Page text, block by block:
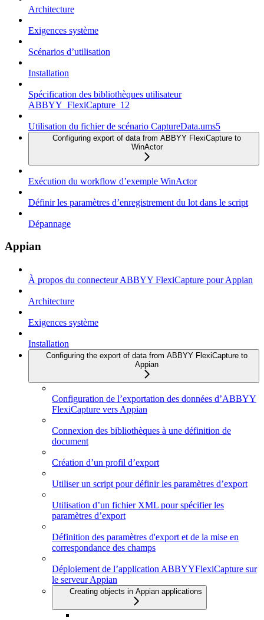
Architecture
Exigences système
Scénarios d’utilisation
Installation
Spécification des bibliothèques utilisateur
ABBYY_FlexiCapture_12
Utilisation du fichier de scénario CaptureData.ums5
Configuring export of data from ABBYY FlexiCapture to
WinActor
Exécution du workflow d’exemple WinActor
Définir les paramètres d’enregistrement du lot dans le script
Dépannage
Appian
À propos du connecteur ABBYY FlexiCapture pour Appian
Architecture
Exigences système
Installation
Configuring the export of data from ABBYY FlexiCapture to
Appian
Configuration de l’exportation des données d’ABBYY
FlexiCapture vers Appian
Connexion des bibliothèques à une définition de
document
Création d’un profil d’export
Utiliser un script pour définir les paramètres d’export
Utilisation d’un fichier XML pour spécifier les
paramètres d’export
Définition des paramètres d'export et de la mise en
correspondance des champs
Déploiement de l’application ABBYYFlexiCapture sur
le serveur Appian
Creating objects in Appian applications